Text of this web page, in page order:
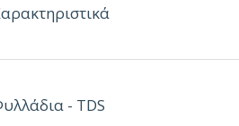
Pressure Laminate
παραγωγούς διεθνώς όπως:
- TDS